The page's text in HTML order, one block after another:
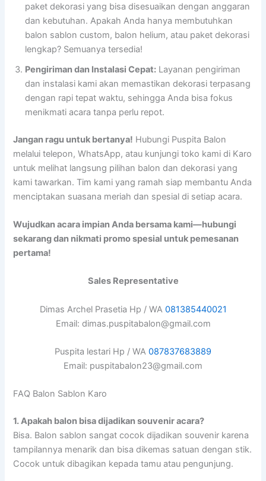
paket dekorasi yang bisa disesuaikan dengan anggaran
dan kebutuhan. Apakah Anda hanya membutuhkan
balon sablon custom, balon helium, atau paket dekorasi
lengkap? Semuanya tersedia!
Pengiriman dan Instalasi Cepat: Layanan pengiriman
dan instalasi kami akan memastikan dekorasi terpasang
dengan rapi tepat waktu, sehingga Anda bisa fokus
menikmati acara tanpa perlu repot.
Jangan ragu untuk bertanya! Hubungi Puspita Balon
melalui telepon, WhatsApp, atau kunjungi toko kami di Karo
untuk melihat langsung pilihan balon dan dekorasi yang
kami tawarkan. Tim kami yang ramah siap membantu Anda
menciptakan suasana meriah dan spesial di setiap acara.
Wujudkan acara impian Anda bersama kami—hubungi
sekarang dan nikmati promo spesial untuk pemesanan
pertama!
Sales Representative
Dimas Archel Prasetia Hp / WA 081385440021
Email: dimas.puspitabalon@gmail.com
Puspita lestari Hp / WA 087837683889
Email: puspitabalon23@gmail.com
FAQ Balon Sablon Karo
1.Apakah balon bisa dijadikan souvenir acara?
Bisa. Balon sablon sangat cocok dijadikan souvenir karena
tampilannya menarik dan bisa dikemas satuan dengan stik.
Cocok untuk dibagikan kepada tamu atau pengunjung.